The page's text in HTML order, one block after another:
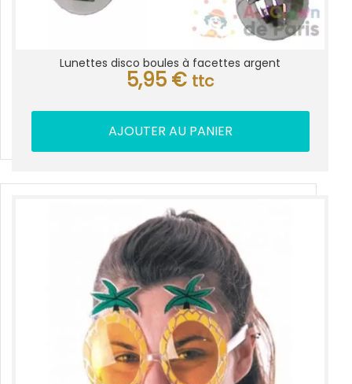
Lunettes disco boules à facettes argent
5,95 € ttc
AJOUTER AU PANIER